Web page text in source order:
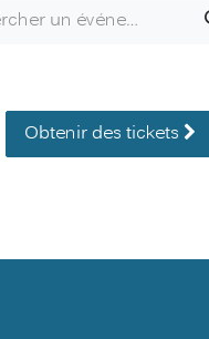
Obtenir des tickets